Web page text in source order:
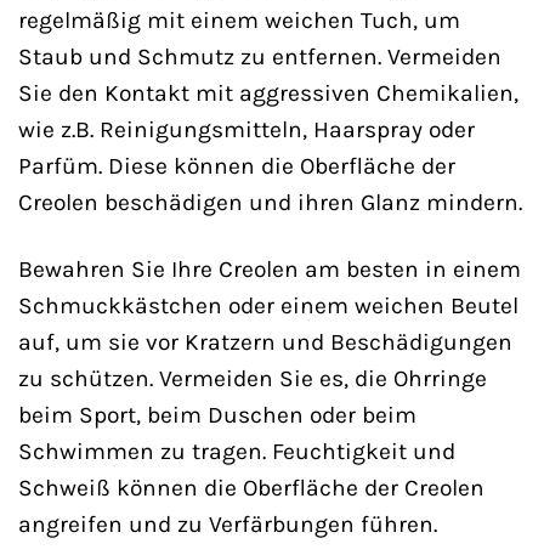
regelmäßig mit einem weichen Tuch, um
Staub und Schmutz zu entfernen. Vermeiden
Sie den Kontakt mit aggressiven Chemikalien,
wie z.B. Reinigungsmitteln, Haarspray oder
Parfüm. Diese können die Oberfläche der
Creolen beschädigen und ihren Glanz mindern.
Bewahren Sie Ihre Creolen am besten in einem
Schmuckkästchen oder einem weichen Beutel
auf, um sie vor Kratzern und Beschädigungen
zu schützen. Vermeiden Sie es, die Ohrringe
beim Sport, beim Duschen oder beim
Schwimmen zu tragen. Feuchtigkeit und
Schweiß können die Oberfläche der Creolen
angreifen und zu Verfärbungen führen.